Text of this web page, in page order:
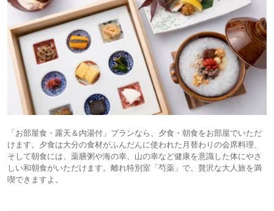
「お部屋食・露天＆内湯付」プランなら、夕食・朝食をお部屋でいただ
けます。夕食は大分の食材がふんだんに使われた月替わりの会席料理、
そして朝食には、薬膳粥や海の幸、山の幸など健康を意識した体にやさ
しい和朝食がいただけます。離れ特別室「芍薬」で、贅沢な大人旅を満
喫できますよ。